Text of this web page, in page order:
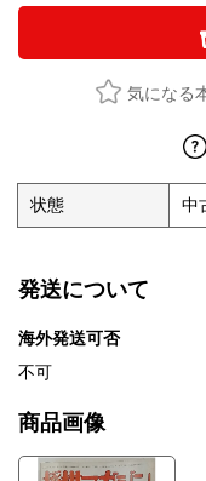
気になる
状態 中
発送について
海外発送可否
不可
商品画像